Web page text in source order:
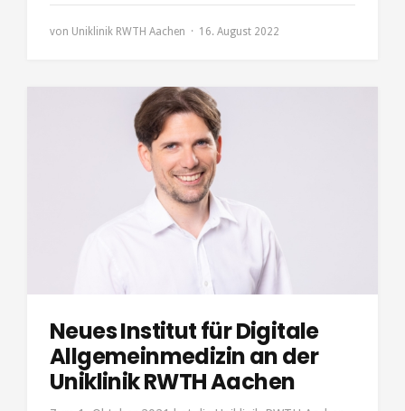
von Uniklinik RWTH Aachen 16. August 2022
Neues Institut für Digitale
Allgemeinmedizin an der
Uniklinik RWTH Aachen